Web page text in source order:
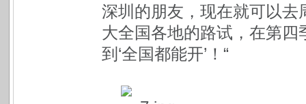
深圳的朋友，现在就可以
大全国各地的路试，在第
到‘全国都能开’！“